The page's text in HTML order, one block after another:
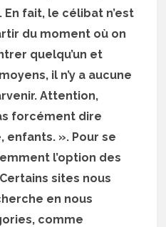
fait, le célibat n’est
du moment où on
quelqu’un et
il n’y a aucune
Attention,
forcément dire
». Pour se
l’option des
sites nous
en nous
comme